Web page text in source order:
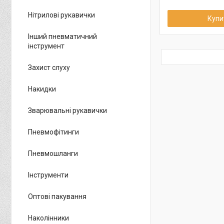
Нітрилові рукавички
Інший пневматичний
інструмент
Захист слуху
Накидки
Зварювальні рукавички
Пневмофітинги
Пневмошланги
Інструменти
Оптові пакування
Наколінники